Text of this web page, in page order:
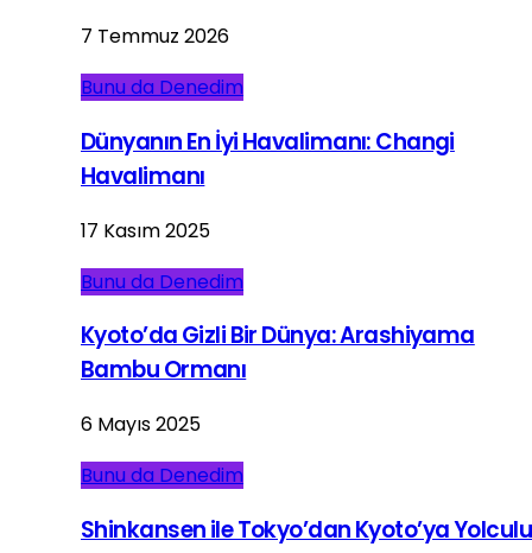
7 Temmuz 2026
Bunu da Denedim
Dünyanın En İyi Havalimanı: Changi
Havalimanı
17 Kasım 2025
Bunu da Denedim
Kyoto’da Gizli Bir Dünya: Arashiyama
Bambu Ormanı
6 Mayıs 2025
Bunu da Denedim
Shinkansen ile Tokyo’dan Kyoto’ya